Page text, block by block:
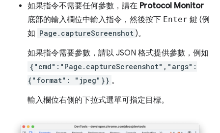
如果指令不需要任何參數，請在 Protocol Monitor
底部的輸入欄位中輸入指令，然後按下 Enter 鍵 (例
如 Page.captureScreenshot )。
如果指令需要參數，請以 JSON 格式提供參數，例如
{"cmd":"Page.captureScreenshot","args":
{"format": "jpeg"}} 。
輸入欄位右側的下拉式選單可指定目標。